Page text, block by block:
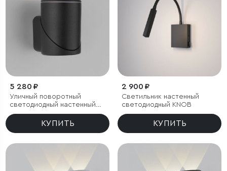
5 280 ₽
Уличный поворотный
светодиодный настенный
светильник GIRA U LED IP54
КУПИТЬ
2 900 ₽
Светильник настенный
светодиодный KNOB
КУПИТЬ